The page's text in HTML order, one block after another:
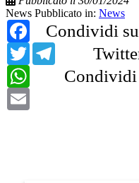
News Pubblicato in: News
Condividi
Facebook
TwitterTelegram
Condividi
WhatsApp